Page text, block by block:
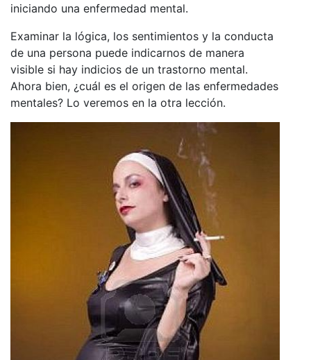
iniciando una enfermedad mental.
Examinar la lógica, los sentimientos y la conducta
de una persona puede indicarnos de manera
visible si hay indicios de un trastorno mental.
Ahora bien, ¿cuál es el origen de las enfermedades
mentales? Lo veremos en la otra lección.